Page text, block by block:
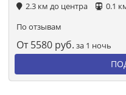
2.3 км до центра 0.1
По отзывам
От 5580 руб. за 1 ночь